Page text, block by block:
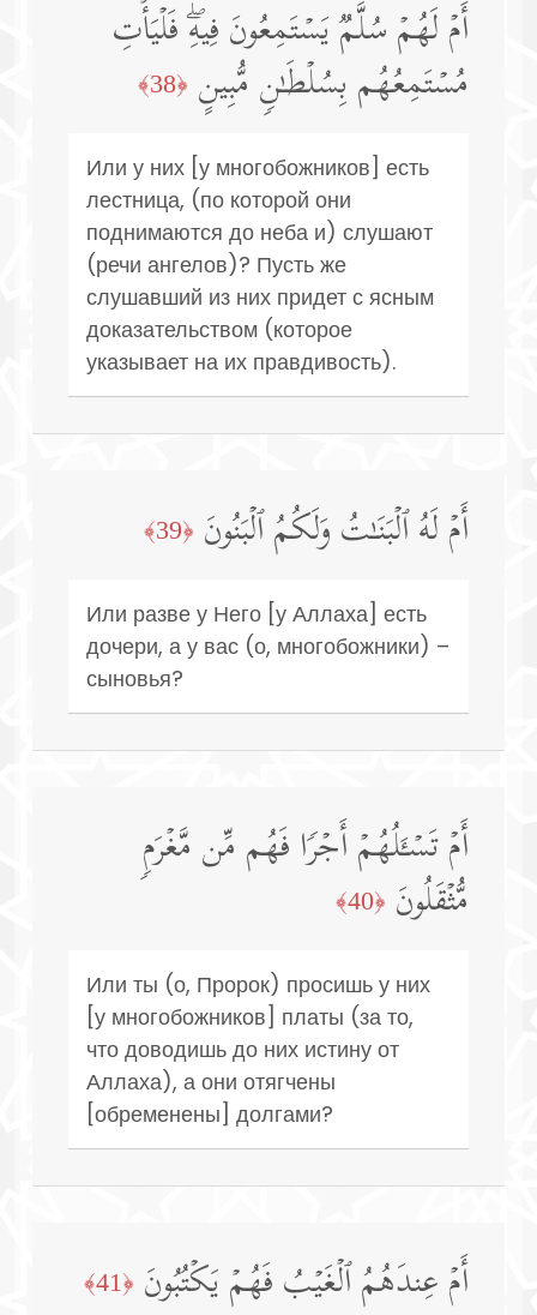
أَمۡ لَهُمۡ سُلَّمࣱ یَسۡتَمِعُونَ فِیهِۖ فَلۡیَأۡتِ
مُسۡتَمِعُهُم بِسُلۡطَـٰنࣲ مُّبِینٍ ﴿38﴾
Или у них [у многобожников] есть
лестница, (по которой они
поднимаются до неба и) слушают
(речи ангелов)? Пусть же
слушавший из них придет с ясным
доказательством (которое
указывает на их правдивость).
أَمۡ لَهُ ٱلۡبَنَـٰتُ وَلَكُمُ ٱلۡبَنُونَ ﴿39﴾
Или разве у Него [у Аллаха] есть
дочери, а у вас (о, многобожники) –
сыновья?
أَمۡ تَسۡـَٔلُهُمۡ أَجۡرࣰا فَهُم مِّن مَّغۡرَمࣲ
مُّثۡقَلُونَ ﴿40﴾
Или ты (о, Пророк) просишь у них
[у многобожников] платы (за то,
что доводишь до них истину от
Аллаха), а они отягчены
[обременены] долгами?
أَمۡ عِندَهُمُ ٱلۡغَیۡبُ فَهُمۡ یَكۡتُبُونَ ﴿41﴾